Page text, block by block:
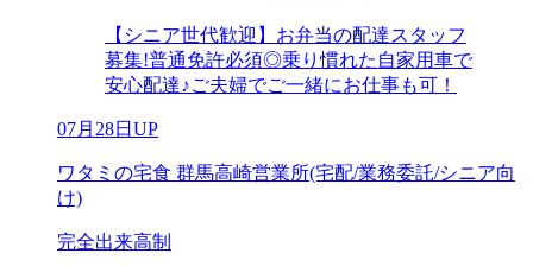
【シニア世代歓迎】お弁当の配達スタッフ
募集!普通免許必須◎乗り慣れた自家用車で
安心配達♪ご夫婦でご一緒にお仕事も可！
07月28日UP
ワタミの宅食 群馬高崎営業所(宅配/業務委託/シニア向
け)
完全出来高制